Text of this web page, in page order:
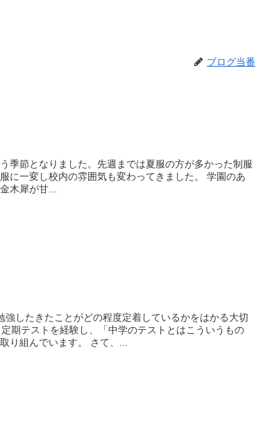
ブログ当番
季節となりました。先週までは夏服の方が多かった制服
に一変し校内の雰囲気も変わってきました。 学園のあ
木犀が甘...
したきたことがどの程度定着しているかをはかる大切
期テストを経験し、「中学のテストとはこういうもの
り組んでいます。 さて、...